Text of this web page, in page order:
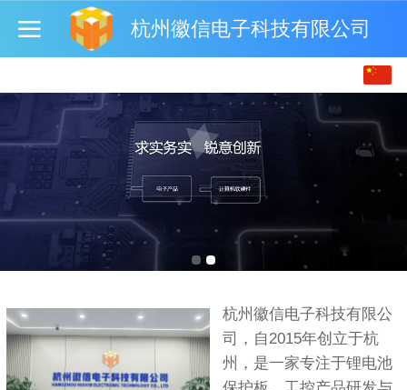
杭州徽信电子科技有限公司
English
杭州徽信电子科技有限公
司，自2015年创立于杭
州，是一家专注于锂电池